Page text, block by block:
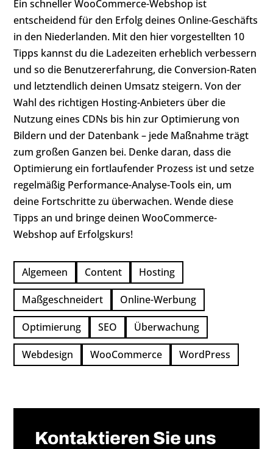
Ein schneller WooCommerce-Webshop ist
entscheidend für den Erfolg deines Online-Geschäfts
in den Niederlanden. Mit den hier vorgestellten 10
Tipps kannst du die Ladezeiten erheblich verbessern
und so die Benutzererfahrung, die Conversion-Raten
und letztendlich deinen Umsatz steigern. Von der
Wahl des richtigen Hosting-Anbieters über die
Nutzung eines CDNs bis hin zur Optimierung von
Bildern und der Datenbank – jede Maßnahme trägt
zum großen Ganzen bei. Denke daran, dass die
Optimierung ein fortlaufender Prozess ist und setze
regelmäßig Performance-Analyse-Tools ein, um
deine Fortschritte zu überwachen. Wende diese
Tipps an und bringe deinen WooCommerce-
Webshop auf Erfolgskurs!
Algemeen Content Hosting
Maßgeschneidert Online-Werbung
Optimierung SEO Überwachung
Webdesign WooCommerce WordPress
Webshop-Konversionstipps
Kontaktieren Sie uns